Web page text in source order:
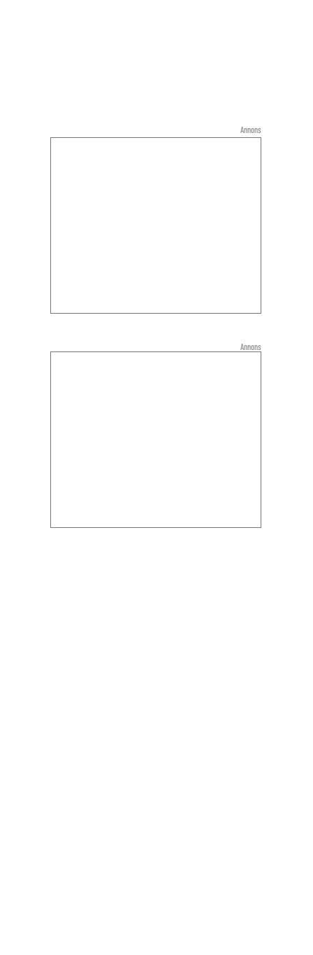
Annons
Annons